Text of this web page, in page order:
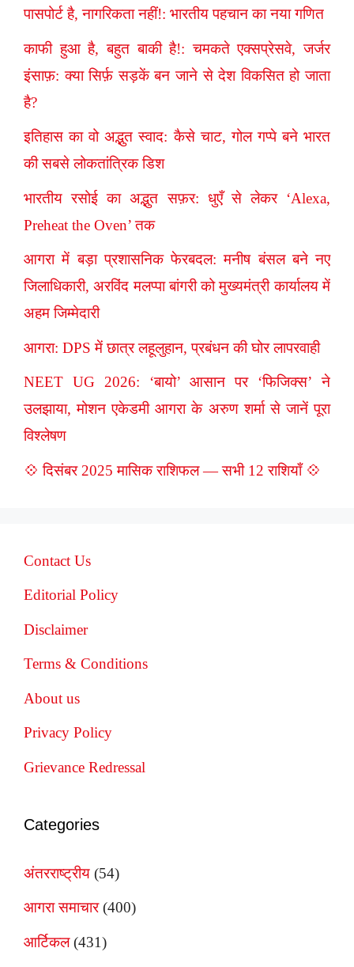
पासपोर्ट है, नागरिकता नहीं!: भारतीय पहचान का नया गणित
काफी हुआ है, बहुत बाकी है!: चमकते एक्सप्रेसवे, जर्जर
इंसाफ़: क्या सिर्फ़ सड़कें बन जाने से देश विकसित हो जाता
है?
इतिहास का वो अद्भुत स्वाद: कैसे चाट, गोल गप्पे बने भारत
की सबसे लोकतांत्रिक डिश
भारतीय रसोई का अद्भुत सफ़र: धुएँ से लेकर ‘Alexa,
Preheat the Oven’ तक
आगरा में बड़ा प्रशासनिक फेरबदल: मनीष बंसल बने नए
जिलाधिकारी, अरविंद मलप्पा बांगरी को मुख्यमंत्री कार्यालय में
अहम जिम्मेदारी
आगरा: DPS में छात्र लहूलुहान, प्रबंधन की घोर लापरवाही
NEET UG 2026: ‘बायो’ आसान पर ‘फिजिक्स’ ने
उलझाया, मोशन एकेडमी आगरा के अरुण शर्मा से जानें पूरा
विश्लेषण
💠 दिसंबर 2025 मासिक राशिफल — सभी 12 राशियाँ 💠
Contact Us
Editorial Policy
Disclaimer
Terms & Conditions
About us
Privacy Policy
Grievance Redressal
Categories
अंतरराष्ट्रीय (54)
आगरा समाचार(400)
आर्टिकल(431)